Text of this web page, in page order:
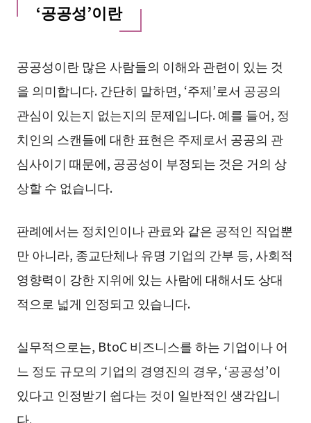
‘공공성’이란
공공성이란 많은 사람들의 이해와 관련이 있는 것
을 의미합니다. 간단히 말하면, ‘주제’로서 공공의
관심이 있는지 없는지의 문제입니다. 예를 들어, 정
치인의 스캔들에 대한 표현은 주제로서 공공의 관
심사이기 때문에, 공공성이 부정되는 것은 거의 상
상할 수 없습니다.
판례에서는 정치인이나 관료와 같은 공적인 직업뿐
만 아니라, 종교단체나 유명 기업의 간부 등, 사회적
영향력이 강한 지위에 있는 사람에 대해서도 상대
적으로 넓게 인정되고 있습니다.
실무적으로는, BtoC 비즈니스를 하는 기업이나 어
느 정도 규모의 기업의 경영진의 경우, ‘공공성’이
있다고 인정받기 쉽다는 것이 일반적인 생각입니
다.